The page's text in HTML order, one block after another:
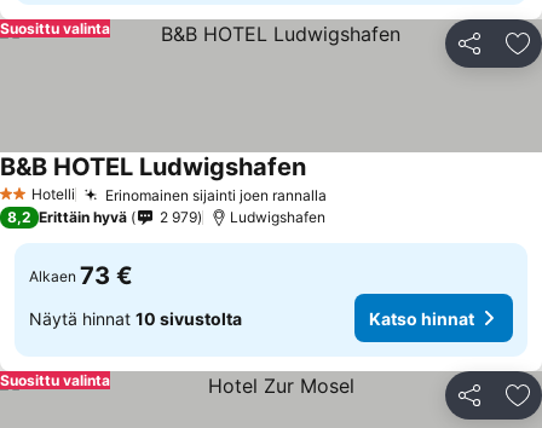
Jaa
Suosittu valinta
2 Tähtiluokitus
Hotelli Erinomainen sijainti joen rannalla
B&B HOTEL LudwigshafenKatso hinnat
8,2 Erittäin hyvä 2 979 Ludwigshafen
Alkaen 73 €
Näytä hinnat 10 sivustolta Katso hinnat
Jaa
Suosittu valinta